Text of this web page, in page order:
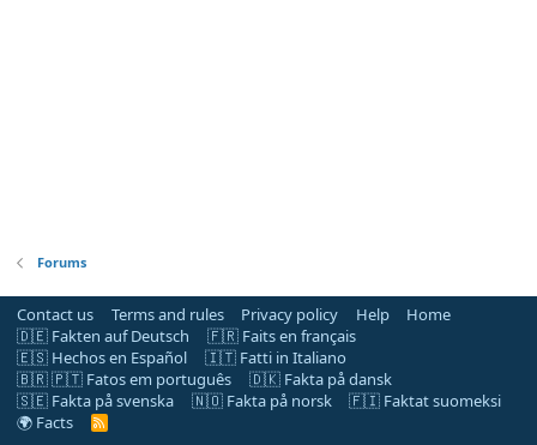
Forums
Contact us Terms and rules Privacy policy Help
Home
🇩🇪 Fakten auf Deutsch
🇫🇷 Faits en français
🇪🇸 Hechos en Español
🇮🇹 Fatti in Italiano
🇧🇷 🇵🇹 Fatos em português
🇩🇰 Fakta på dansk
🇸🇪 Fakta på svenska
🇳🇴 Fakta på norsk
🇫🇮 Faktat suomeksi
🌍 Facts
R